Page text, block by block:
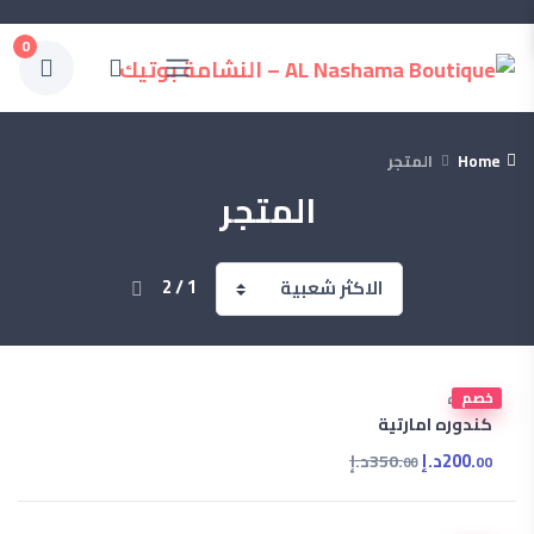
0
Home المتجر
المتجر
1 / 2
خصم
كندوره
كندوره امارتية
200.00 د.إ 350.00 د.إ